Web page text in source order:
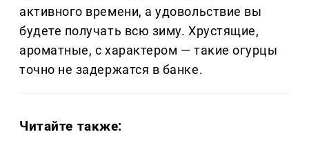
активного времени, а удовольствие вы
будете получать всю зиму. Хрустящие,
ароматные, с характером — такие огурцы
точно не задержатся в банке.
Читайте также: